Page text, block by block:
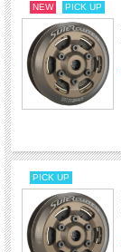
NEW PICK UP
PICK UP